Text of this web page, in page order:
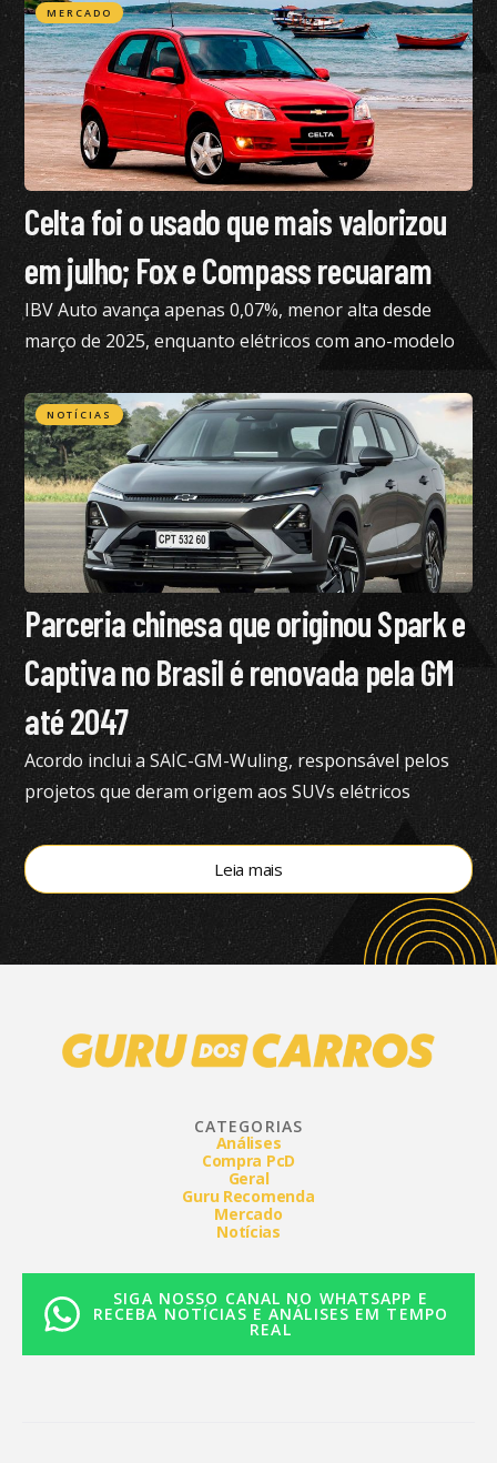
MERCADO
Celta foi o usado que mais valorizou
em julho; Fox e Compass recuaram
IBV Auto avança apenas 0,07%, menor alta desde
março de 2025, enquanto elétricos com ano-modelo
2023 desvalorizam 46,15%
NOTÍCIAS
Parceria chinesa que originou Spark e
Captiva no Brasil é renovada pela GM
até 2047
Acordo inclui a SAIC-GM-Wuling, responsável pelos
projetos que deram origem aos SUVs elétricos
vendidos atualmente no Brasil
Leia mais
CATEGORIAS
Análises
Compra PcD
Geral
Guru Recomenda
Mercado
Notícias
SIGA NOSSO CANAL NO WHATSAPP E
RECEBA NOTÍCIAS E ANÁLISES EM TEMPO
REAL